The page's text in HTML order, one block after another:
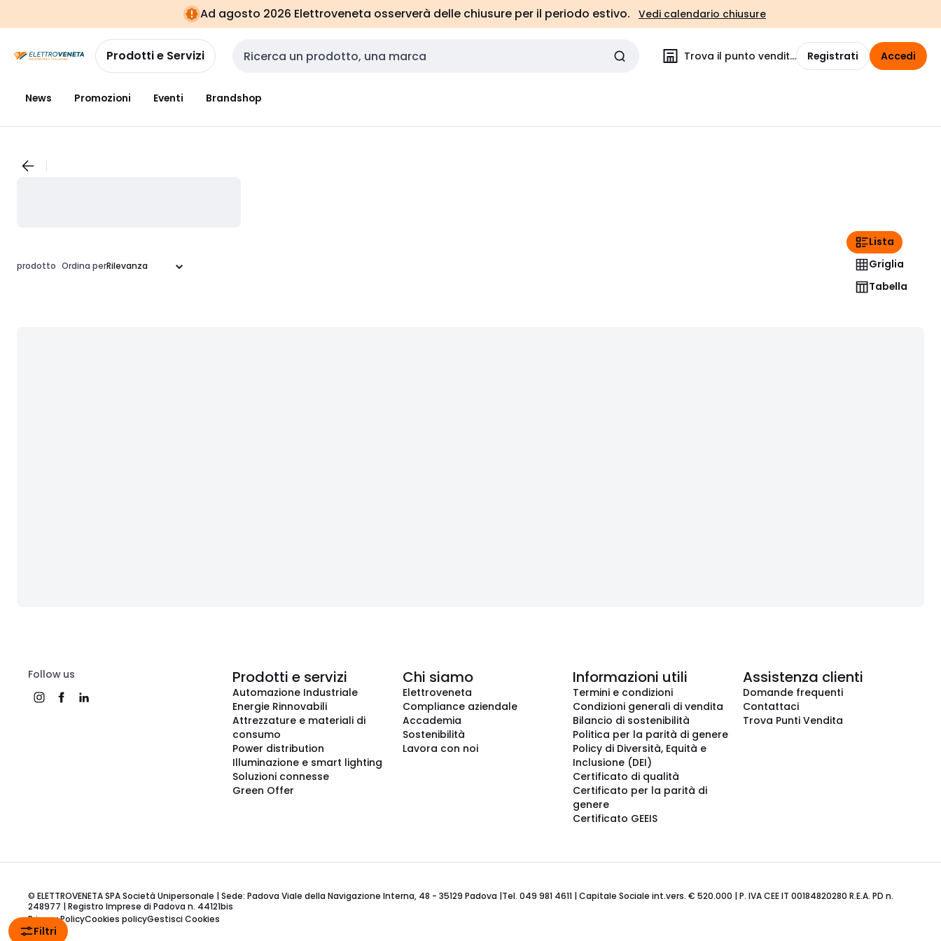
navigazionealla
pagina
Ad agosto 2026 Elettroveneta osserverà delle chiusure per il periodo estivo. Vedi calendario chiusure
Prodotti e Servizi Cerca input Trova il punto vendita Registrati Accedi
News Promozioni Eventi Brandshop
Filtri
prodotto Ordina per
Lista
Griglia
Tabella
Follow us Prodotti e servizi
Automazione Industriale
Energie Rinnovabili
Attrezzature e materiali di
consumo
Power distribution
Illuminazione e smart lighting
Soluzioni connesse
Green Offer
Chi siamo
Elettroveneta
Compliance aziendale
Accademia
Sostenibilità
Lavora con noi
Informazioni utili
Termini e condizioni
Condizioni generali di vendita
Bilancio di sostenibilità
Politica per la parità di genere
Policy di Diversità, Equità e
Inclusione (DEI)
Certificato di qualità
Certificato per la parità di
genere
Certificato GEEIS
Assistenza clienti
Domande frequenti
Contattaci
Trova Punti Vendita
© ELETTROVENETA SPA Società Unipersonale | Sede: Padova Viale della Navigazione Interna, 48 - 35129 Padova |Tel. 049 981 4611 | Capitale Sociale int.vers. € 520.000 | P. IVA CEE IT 00184820280 R.E.A. PD n.
248977 | Registro Imprese di Padova n. 44121bis
Privacy PolicyCookies policyGestisci Cookies